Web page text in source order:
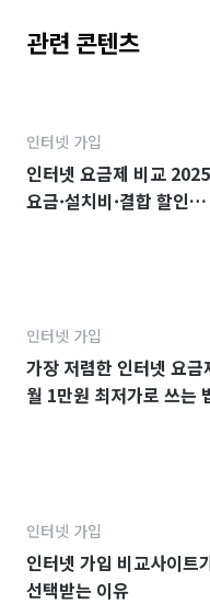
관련 콘텐츠
인터넷 가입
인터넷 요금제 비교
요금·설치비·결합 할인
인터넷 가입
가장 저렴한 인터넷 요금
월 1만원 최저가로 쓰는
인터넷 가입
인터넷 가입 비교사이트
선택받는 이유